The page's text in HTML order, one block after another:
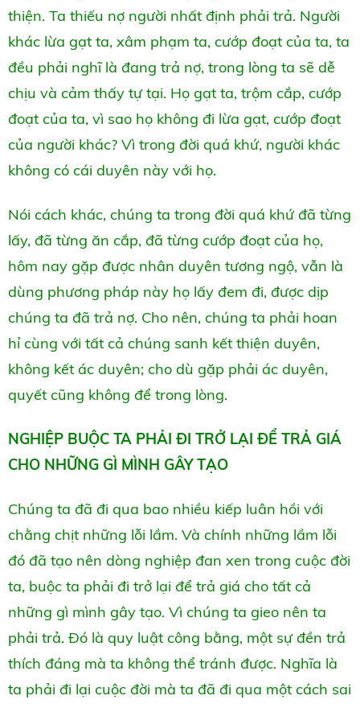
thiện. Ta thiếu nợ người nhất định phải trả. Người
khác lừa gạt ta, xâm phạm ta, cướp đoạt của ta, ta
đều phải nghĩ là đang trả nợ, trong lòng ta sẽ dễ
chịu và cảm thấy tự tại. Họ gạt ta, trộm cắp, cướp
đoạt của ta, vì sao họ không đi lừa gạt, cướp đoạt
của người khác? Vì trong đời quá khứ, người khác
không có cái duyên này với họ.
Nói cách khác, chúng ta trong đời quá khứ đã từng
lấy, đã từng ăn cắp, đã từng cướp đoạt của họ,
hôm nay gặp được nhân duyên tương ngộ, vẫn là
dùng phương pháp này họ lấy đem đi, được dịp
chúng ta đã trả nợ. Cho nên, chúng ta phải hoan
hỉ cùng với tất cả chúng sanh kết thiện duyên,
không kết ác duyên; cho dù gặp phải ác duyên,
quyết cũng không để trong lòng.
NGHIỆP BUỘC TA PHẢI ĐI TRỞ LẠI ĐỂ TRẢ GIÁ
CHO NHỮNG GÌ MÌNH GÂY TẠO
Chúng ta đã đi qua bao nhiều kiếp luân hồi với
chằng chịt những lỗi lầm. Và chính những lầm lỗi
đó đã tạo nên dòng nghiệp đan xen trong cuộc đời
ta, buộc ta phải đi trở lại để trả giá cho tất cả
những gì mình gây tạo. Vì chúng ta gieo nên ta
phải trả. Đó là quy luật công bằng, một sự đền trả
thích đáng mà ta không thể tránh được. Nghĩa là
ta phải đi lại cuộc đời mà ta đã đi qua một cách sai